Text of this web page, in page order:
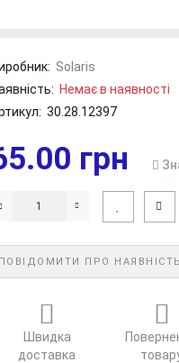
Solaris
Немає в наявності
30.28.12397
грн
ПОВІДОМИТИ ПРО НАЯВНІСТЬ
Швидка
доставка